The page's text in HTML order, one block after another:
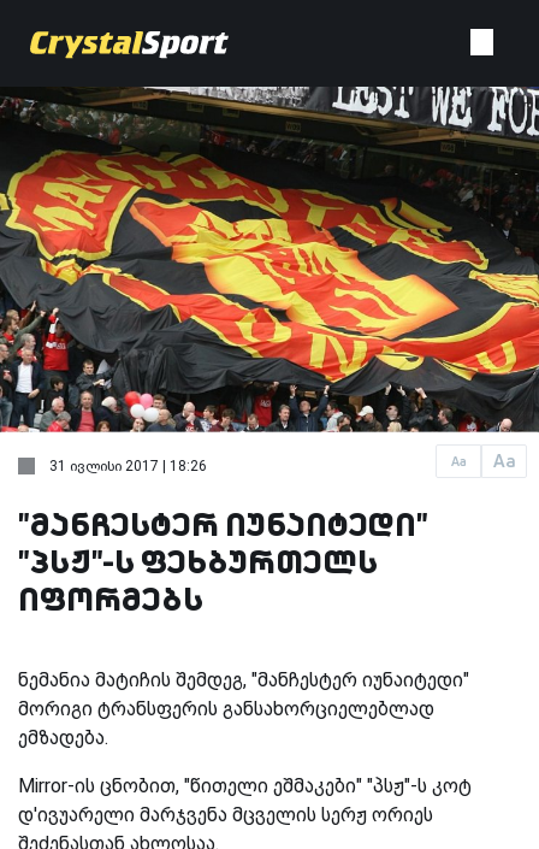
Aa Aa
31 ივლისი 2017 | 18:26
"მანჩესტერ იუნაიტედი"
"პსჟ"-ს ფეხბურთელს
იფორმებს
ნემანია მატიჩის შემდეგ, "მანჩესტერ იუნაიტედი"
მორიგი ტრანსფერის განსახორციელებლად
ემზადება.
Mirror-ის ცნობით, "წითელი ეშმაკები" "პსჟ"-ს კოტ
დ'ივუარელი მარჯვენა მცველის სერჟ ორიეს
შეძენასთან ახლოსაა.